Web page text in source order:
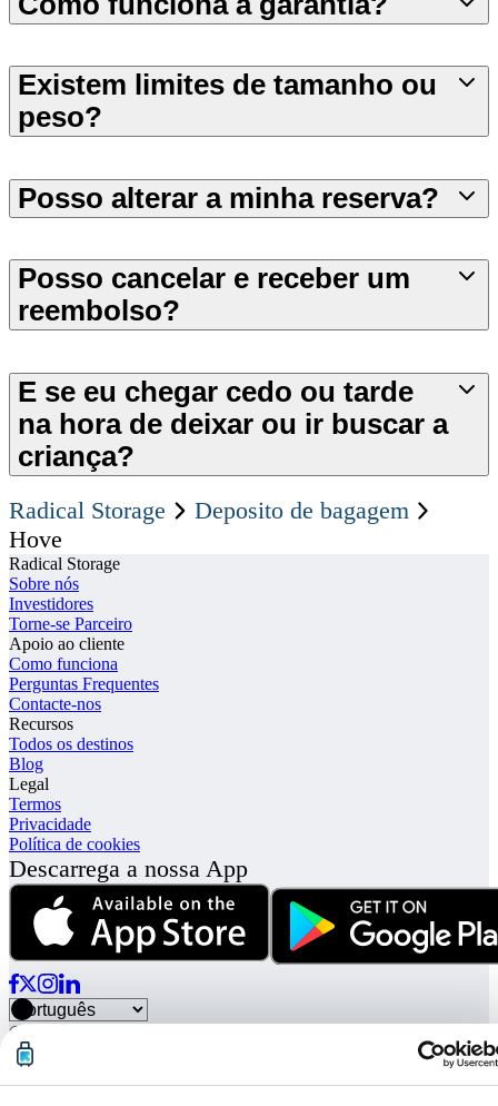
Existem limites de tamanho ou
peso?
Posso alterar a minha reserva?
Posso cancelar e receber um
reembolso?
E se eu chegar cedo ou tarde
na hora de deixar ou ir buscar a
criança?
Radical Storage
Deposito de bagagem
Hove
Radical Storage
Sobre nós
Investidores
Torne-se Parceiro
Apoio ao cliente
Como funciona
Perguntas Frequentes
Contacte-nos
Recursos
Todos os destinos
Blog
Legal
Termos
Privacidade
Política de cookies
Descarrega a nossa App
© Radical Storage • Lean Team S.R.L. • P. IVA 14104111001
"Radical também é fundiado por ""Vertis Venture 4 Scaleup Lazio""
um fundo de investimentos gerenciado por Vertis SGR S.p.A. e
apoiado por Eurpean Union NextGeneration EU e:"